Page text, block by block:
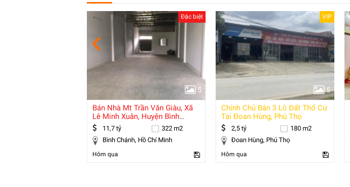
5
Đặc biệt
Bán Nhà Mt Trần Văn Giàu, Xã
Lê Minh Xuân, Huyện Bình
Chánh, Dt
11,7 tỷ
322 m2
Bình Chánh, Hồ Chí Minh
Hôm qua
5
VIP
Chính Chủ Bán 3 Lô Đất Thổ Cư
Tại Đoan Hùng, Phú Thọ
2,5 tỷ
180 m2
Đoan Hùng, Phú Thọ
Hôm qua